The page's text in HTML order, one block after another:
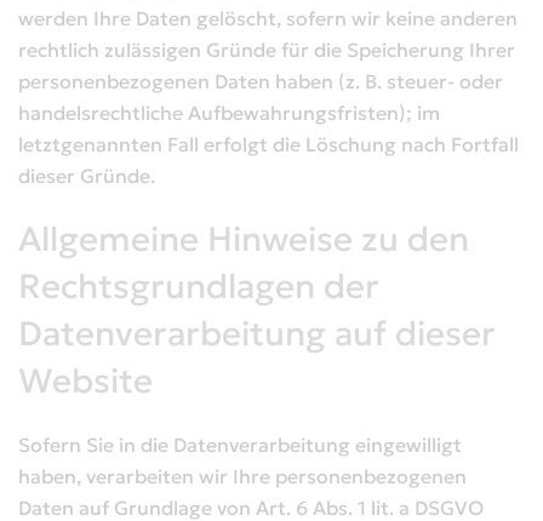
werden Ihre Daten gelöscht, sofern wir keine anderen
rechtlich zulässigen Gründe für die Speicherung Ihrer
personenbezogenen Daten haben (z. B. steuer- oder
handelsrechtliche Aufbewahrungsfristen); im
letztgenannten Fall erfolgt die Löschung nach Fortfall
dieser Gründe.
Allgemeine Hinweise zu den
Rechtsgrundlagen der
Datenverarbeitung auf dieser
Website
Sofern Sie in die Datenverarbeitung eingewilligt
haben, verarbeiten wir Ihre personenbezogenen
Daten auf Grundlage von Art. 6 Abs. 1 lit. a DSGVO